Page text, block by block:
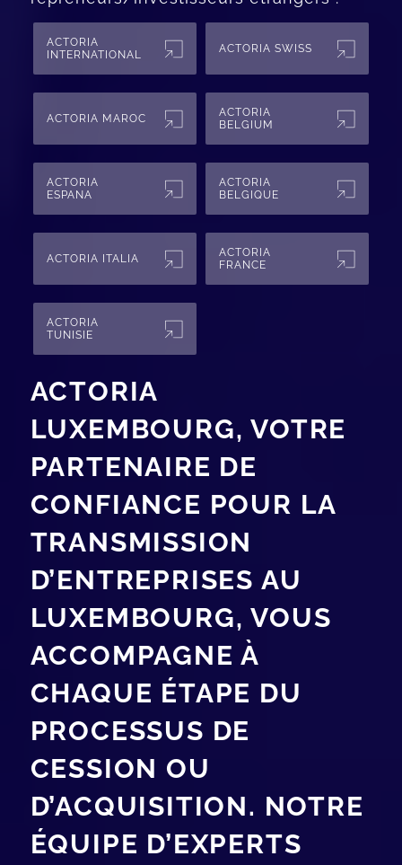
ACTORIA
INTERNATIONAL
ACTORIA SWISS
ACTORIA MAROC
ACTORIA
BELGIUM
ACTORIA
ESPANA
ACTORIA
BELGIQUE
ACTORIA ITALIA
ACTORIA
FRANCE
ACTORIA
TUNISIE
ACTORIA
LUXEMBOURG, VOTRE
PARTENAIRE DE
CONFIANCE POUR LA
TRANSMISSION
D’ENTREPRISES AU
LUXEMBOURG, VOUS
ACCOMPAGNE À
CHAQUE ÉTAPE DU
PROCESSUS DE
CESSION OU
D’ACQUISITION. NOTRE
ÉQUIPE D’EXPERTS